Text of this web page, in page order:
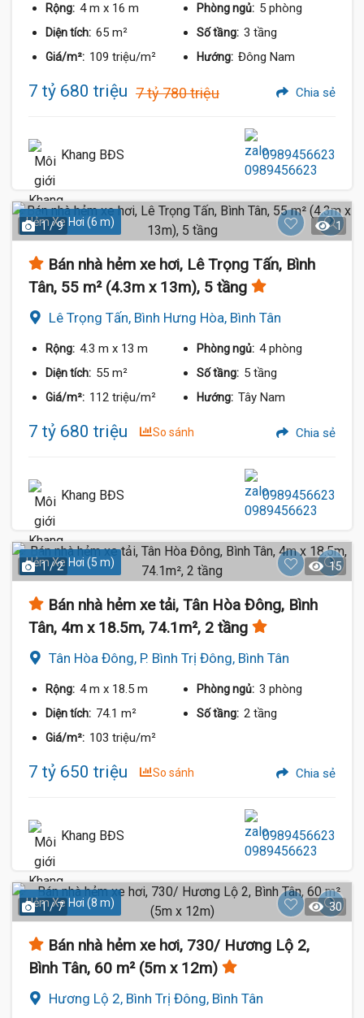
Rộng: 4 m x 16 m Phòng ngủ: 5 phòng
Diện tích: 65 m² Số tầng: 3 tầng
Giá/m²: 109 triệu/m² Hướng: Đông Nam
7 tỷ 680 triệu 7 tỷ 780 triệu Chia sẻ
Khang BĐS 0989456623
Hẻm Xe Hơi (6 m)
1 / 9 1
Bán nhà hẻm xe hơi, Lê Trọng Tấn, Bình
Tân, 55 m² (4.3m x 13m), 5 tầng
Lê Trọng Tấn, Bình Hưng Hòa, Bình Tân
Rộng: 4.3 m x 13 m Phòng ngủ: 4 phòng
Diện tích: 55 m² Số tầng: 5 tầng
Giá/m²: 112 triệu/m² Hướng: Tây Nam
7 tỷ 680 triệu So sánh Chia sẻ
Khang BĐS 0989456623
Hẻm Xe Hơi (5 m)
1 / 2 15
Bán nhà hẻm xe tải, Tân Hòa Đông, Bình
Tân, 4m x 18.5m, 74.1m², 2 tầng
Tân Hòa Đông, P. Bình Trị Đông, Bình Tân
Rộng: 4 m x 18.5 m Phòng ngủ: 3 phòng
Diện tích: 74.1 m² Số tầng: 2 tầng
Giá/m²: 103 triệu/m²
7 tỷ 650 triệu So sánh Chia sẻ
Khang BĐS 0989456623
Hẻm Xe Hơi (8 m)
1 / 7 30
Bán nhà hẻm xe hơi, 730/ Hương Lộ 2,
Bình Tân, 60 m² (5m x 12m)
Hương Lộ 2, Bình Trị Đông, Bình Tân